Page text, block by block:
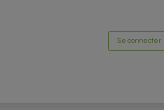
Se connecter